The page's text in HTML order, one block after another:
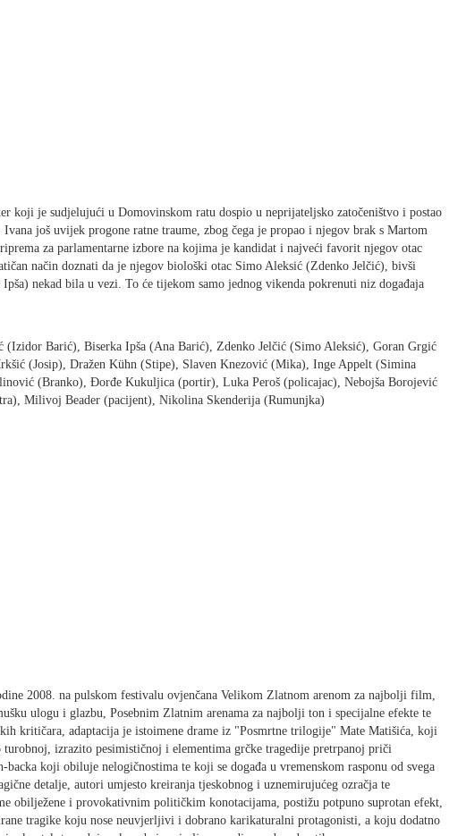
je sudjelujući u Domovinskom ratu dospio u neprijateljsko zatočeništvo i postao
još uvijek progone ratne traume, zbog čega je propao i njegov brak s Martom
za parlamentarne izbore na kojima je kandidat i najveći favorit njegov otac
način doznati da je njegov biološki otac Simo Aleksić (Zdenko Jelčić), bivši
nekad bila u vezi. To će tijekom samo jednog vikenda pokrenuti niz događaja
Barić), Biserka Ipša (Ana Barić), Zdenko Jelčić (Simo Aleksić), Goran Grgić
(Josip), Dražen Kühn (Stipe), Slaven Knezović (Mika), Inge Appelt (Simina
(Branko), Ðorđe Kukuljica (portir), Luka Peroš (policajac), Nebojša Borojević
Milivoj Beader (pacijent), Nikolina Skenderija (Rumunjka)
2008. na pulskom festivalu ovjenčana Velikom Zlatnom arenom za najbolji film,
ulogu i glazbu, Posebnim Zlatnim arenama za najbolji ton i specijalne efekte te
kritičara, adaptacija je istoimene drame iz "Posmrtne trilogije" Mate Matišića, koji
izrazito pesimističnoj i elementima grčke tragedije pretrpanoj priči
koji obiluje nelogičnostima te koji se događa u vremenskom rasponu od svega
detalje, autori umjesto kreiranja tjeskobnog i uznemirujućeg ozračja te
obilježene i provokativnim političkim konotacijama, postižu potpuno suprotan efekt,
tragike koju nose neuvjerljivi i dobrano karikaturalni protagonisti, a koju dodatno